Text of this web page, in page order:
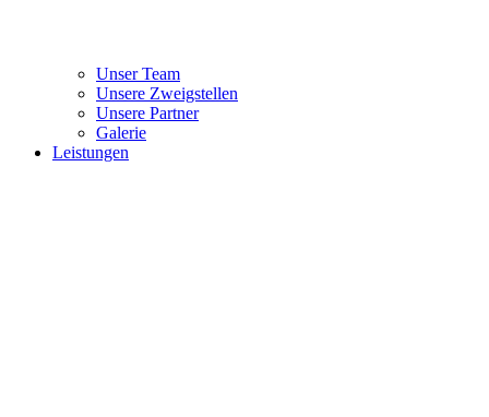
Unser Team
Unsere Zweigstellen
Unsere Partner
Galerie
Leistungen